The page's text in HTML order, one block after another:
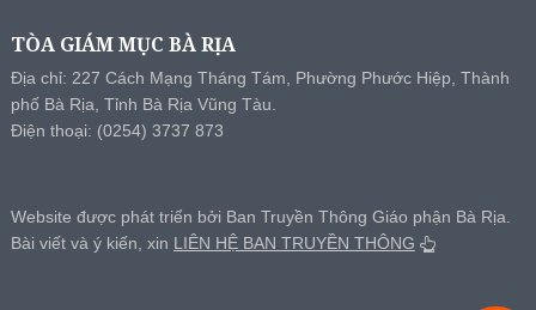
TÒA GIÁM MỤC BÀ RỊA
Địa chỉ: 227 Cách Mạng Tháng Tám, Phường Phước Hiệp, Thành
phố Bà Rịa, Tỉnh Bà Rịa Vũng Tàu.
Điện thoại: (0254) 3737 873
Website được phát triển bởi Ban Truyền Thông Giáo phận Bà Rịa.
Bài viết và ý kiến, xin LIÊN HỆ BAN TRUYỀN THÔNG